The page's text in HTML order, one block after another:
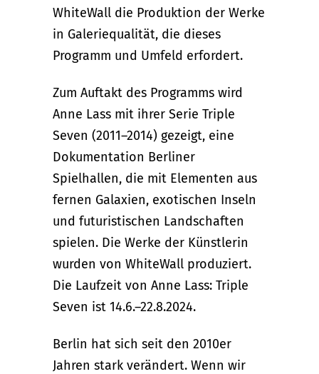
WhiteWall die Produktion der Werke
in Galeriequalität, die dieses
Programm und Umfeld erfordert.
Zum Auftakt des Programms wird
Anne Lass mit ihrer Serie Triple
Seven (2011–2014) gezeigt, eine
Dokumentation Berliner
Spielhallen, die mit Elementen aus
fernen Galaxien, exotischen Inseln
und futuristischen Landschaften
spielen. Die Werke der Künstlerin
wurden von WhiteWall produziert.
Die Laufzeit von Anne Lass: Triple
Seven ist 14.6.–22.8.2024.
Berlin hat sich seit den 2010er
Jahren stark verändert. Wenn wir